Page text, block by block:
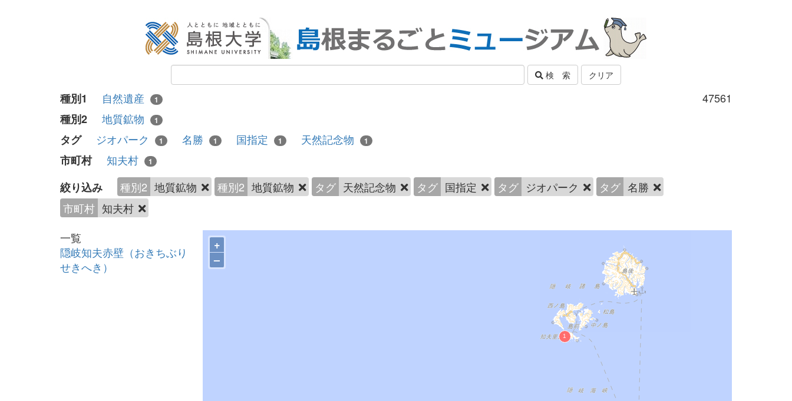
検 索 クリア
47561
種別1 自然遺産 1
種別2 地質鉱物 1
タグ ジオパーク 1 名勝 1 国指定 1 天然記念物 1
市町村 知夫村 1
絞り込み 種別2 地質鉱物 種別2 地質鉱物 タグ 天然記念物 タグ 国指定 タグ ジオパーク タグ 名勝
市町村 知夫村
一覧
隠岐知夫赤壁（おきちぶり
せきへき）
+
–